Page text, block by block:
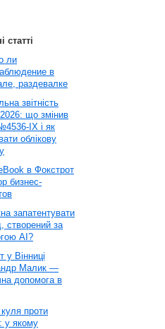
статті
ли
в
раздевалке
звітність
що змінив
IX і як
облікову
в Фокстрот
бизнес-
запатентувати
створений за
AI?
у Вінниці
Малик —
допомога в
проти
у якому